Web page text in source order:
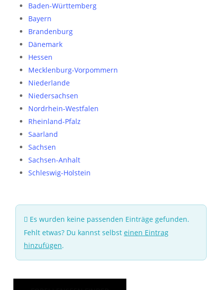
Baden-Württemberg
Bayern
Brandenburg
Dänemark
Hessen
Mecklenburg-Vorpommern
Niederlande
Niedersachsen
Nordrhein-Westfalen
Rheinland-Pfalz
Saarland
Sachsen
Sachsen-Anhalt
Schleswig-Holstein
Es wurden keine passenden Einträge gefunden.
Fehlt etwas? Du kannst selbst einen Eintrag
hinzufügen.